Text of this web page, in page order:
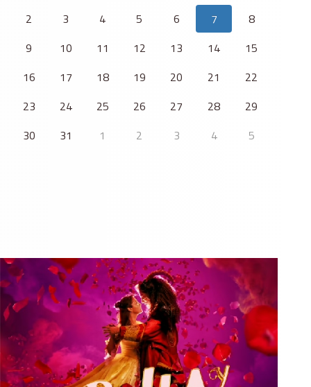
2
3 4 5 6 7
8
9
10 11 12 13 14
15
16
17 18 19 20 21
22
23
24 25 26 27 28
29
30
31 1 2 3 4 5